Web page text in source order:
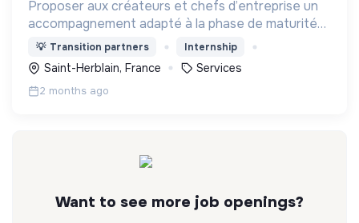
Proposer aux créateurs et chefs d’entreprise un
accompagnement adapté à la phase de maturité
de leurs projets est l’essence même de notre
mission d’intérêt général.
💡 Transition partners Internship
Saint-Herblain, France Services
2 months ago
Want to see more job openings?